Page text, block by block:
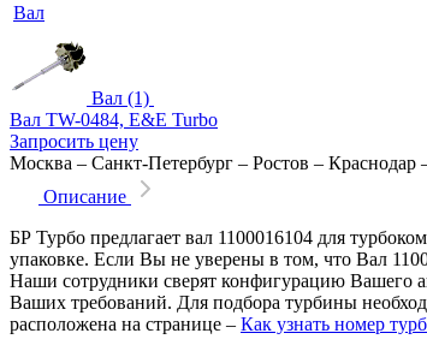
Вал
Вал (1)
Вал TW-0484, E&E Turbo
Запросить цену
Москва – Санкт-Петербург – Ростов – Краснодар
Описание
БР Турбо предлагает вал 1100016104 для
упаковке. Если Вы не уверены в том, что Вал
Наши сотрудники сверят конфигурацию Вашего
Ваших требований. Для подбора турбины
расположена на странице – Как узнать номер